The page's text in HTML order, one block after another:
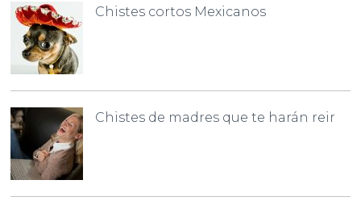
Chistes cortos Mexicanos
Chistes de madres que te harán reir